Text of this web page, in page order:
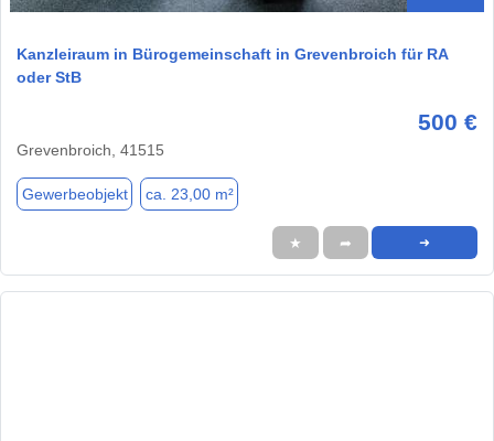
Kanzleiraum in Bürogemeinschaft in Grevenbroich für RA
oder StB
500 €
Grevenbroich, 41515
Gewerbeobjekt ca. 23,00 m²
★ ➦ ➜